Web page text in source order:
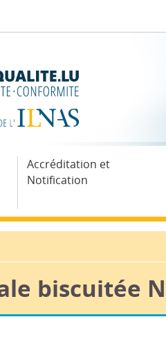
Accréditation et
Notification
biscuitée